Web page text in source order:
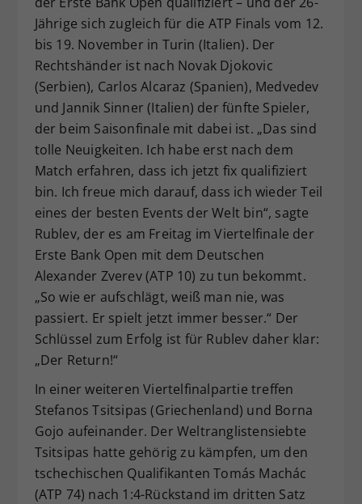
Jährige sich zugleich für die ATP Finals vom 12.
bis 19. November in Turin (Italien). Der
Rechtshänder ist nach Novak Djokovic
(Serbien), Carlos Alcaraz (Spanien), Medvedev
und Jannik Sinner (Italien) der fünfte Spieler,
der beim Saisonfinale mit dabei ist. „Das sind
tolle Neuigkeiten. Ich habe erst nach dem
Match erfahren, dass ich jetzt fix qualifiziert
bin. Ich freue mich darauf, dass ich wieder Teil
eines der besten Events der Welt bin“, sagte
Rublev, der es am Freitag im Viertelfinale der
Erste Bank Open mit dem Deutschen
Alexander Zverev (ATP 10) zu tun bekommt.
„So wie er aufschlägt, weiß man nie, was
passiert. Er spielt jetzt immer besser.“ Der
Schlüssel zum Erfolg ist für Rublev daher klar:
„Der Return!“
In einer weiteren Viertelfinalpartie treffen
Stefanos Tsitsipas (Griechenland) und Borna
Gojo aufeinander. Der Weltranglistensiebte
Tsitsipas hatte gehörig zu kämpfen, um den
tschechischen Qualifikanten Tomás Machác
(ATP 74) nach 1:4-Rückstand im dritten Satz